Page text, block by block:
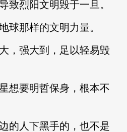
致烈阳文明毁于一旦。
球那样的文明力量。
，强大到，足以轻易毁
想要明哲保身，根本不
的人下黑手的，也不是